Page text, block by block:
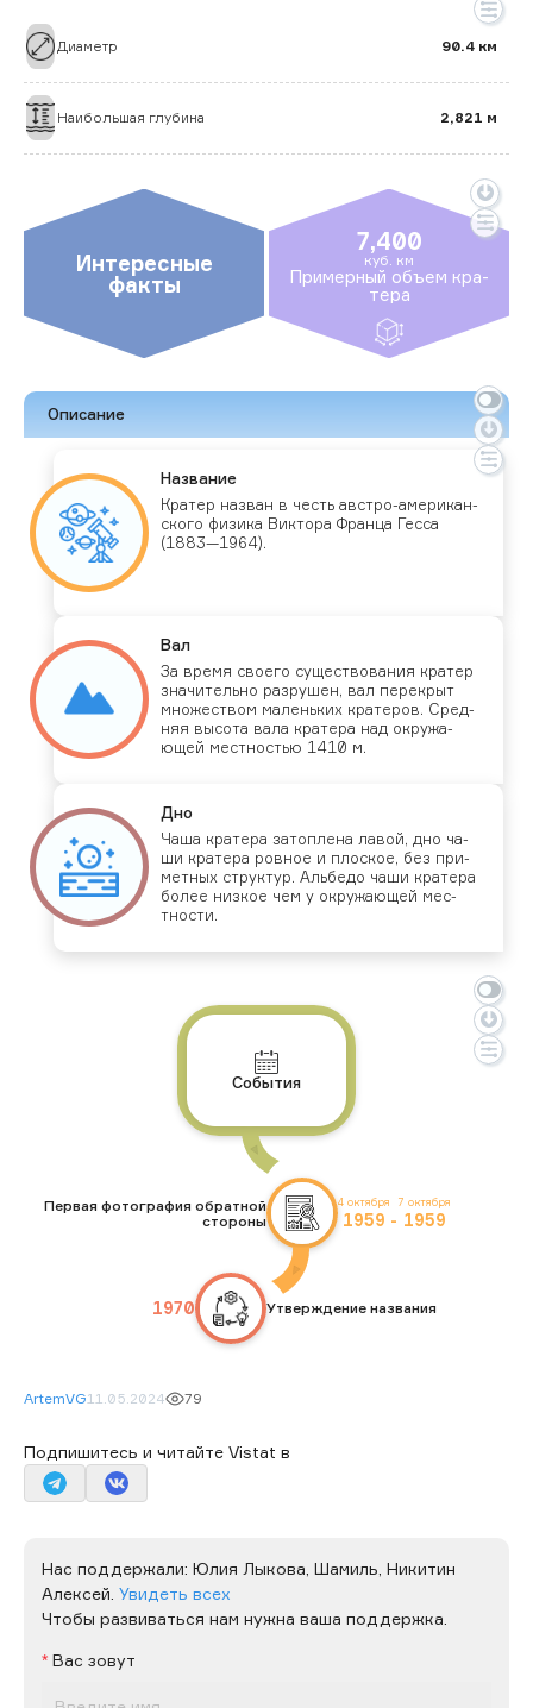
Диаметр 90.4 км
Наибольшая глубина 2,821 м
Интересные
факты
7,400
куб. км
При­мер­ный объ­ем кра­
тера
Описание
Наз­ва­ние
Кра­тер наз­ван в честь авс­тро-аме­рикан­
ско­го фи­зика Вик­то­ра Фран­ца Гес­са
(1883—1964).
Вал
За вре­мя сво­его су­щес­тво­вания кра­тер
зна­читель­но раз­ру­шен, вал пе­рек­рыт
мно­жес­твом ма­лень­ких кра­теров. Сред­
няя вы­сота ва­ла кра­тера над ок­ру­жа­
ющей мес­тностью 1410 м.
Дно
Ча­ша кра­тера за­топ­ле­на ла­вой, дно ча­
ши кра­тера ров­ное и плос­кое, без при­
мет­ных струк­тур. Аль­бе­до ча­ши кра­тера
бо­лее низ­кое чем у ок­ру­жа­ющей мес­
тнос­ти.
События
4 октября
1959 -
7 октября
1959
Первая фотография обратной
стороны
1970 Утверждение названия
ArtemVG11.05.2024 79
Подпишитесь и читайте Vistat в
Нас поддержали: Юлия Лыкова, Шамиль, Никитин
Алексей. Увидеть всех
Чтобы развиваться нам нужна ваша поддержка.
Вас зовут